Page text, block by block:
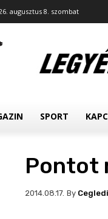
augusztus 8. szombat
SPORT
Pontot
2014.08.17. By